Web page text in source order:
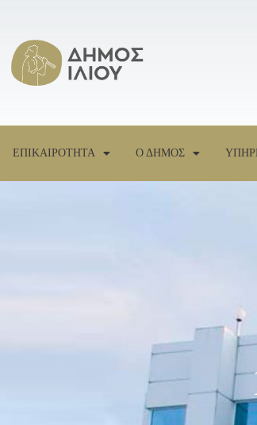
ΕΠΙΚΑΙΡΟΤΗΤΑ Ο ΔΗΜΟΣ